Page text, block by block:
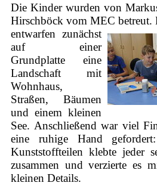
Die Kinder wurden von
Hirschböck vom MEC betreut.
entwarfen zunächst
auf einer
Grundplatte eine
Landschaft mit
Wohnhaus,
Straßen, Bäumen
und einem kleinen
See. Anschließend war viel
eine ruhige Hand
Kunststoffteilen klebte jeder
zusammen und verzierte es
kleinen Details.